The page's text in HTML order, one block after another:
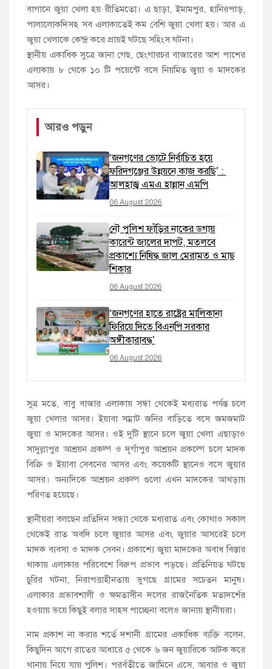
বাগানে জুয়া খেলা হয় রীতিমতো। এ ছাড়া, ইমামপুর, হানিরপাড়,
পালালোকদিসহ সব এলাকাতেই কম বেশি জুয়া খেলা হয়। আর এ
জুয়া খেলাকে কেন্দ্র করে প্রায়ই ঘটছে সহিংস ঘটনা।
স্থানীয় একাধিক সুত্রে জানা গেছ, ছেংগারচর বাজারের আশ পাশের
এলাকায় ৮ থেকে ১০ টি পয়েন্টে বসে নিয়মিত জুয়া ও মাদকের
আসর।
আরও পড়ুন
‘জনগণের ভোটে নির্বাচিত হয়ে
ফরিদগঞ্জের উন্নয়নে কাজ করছি’ :
আলহাজ্ব এমএ হান্নান এমপি
06 August 2026
নৌ পুলিশ ফাঁড়ির নাকের ডগায়
কারেন্ট জালের দাপট, মতলবে
প্রকাশ্যে নিষিদ্ধ জাল মেরামত ও মাছ
শিকার
06 August 2026
‘জনগণের হাতে রাষ্ট্রের মালিকানা
ফিরিয়ে দিতে বিএনপি সরকার
অঙ্গীকারাবদ্ধ’
06 August 2026
সুত্র মতে, বাবু বাজার এলাকায় সন্ধা থেকেই মধ্যরাত পর্যন্ত চলে
জুয়া খেলার আসর। ইয়াবা সম্রাট জনির বাড়িতে বসে জমজমাট
জুয়া ও মাদকের আসর। ওই দুটি স্থানে চলে জুয়া খেলা এছাড়াও
সাদুল্লাপুর আশ্রয়ন প্রকল্প ও দূর্গাপুর আশ্রয়ন প্রকল্পে চলে মাদক
বিক্রি ও ইয়াবা সেবনের আসর এবং কয়েকটি স্থানেও বসে জুয়ার
আসর। অন্যদিকে আশ্রয়ন প্রকল্প গুলো এখন মাদকের আখড়ায়
পরিণত হয়েছে।
স্থানীয়রা বলছেন প্রতিদিন সন্ধ্যা থেকে মধ্যরাত এবং কোথাও সকাল
থেকেই রাত অবদি চলে জুয়ার আসর এবং জুয়ার আসরেই চলে
মাদক ব্যবসা ও মাদক সেবন। প্রকাশ্যে জুয়া মাদকের অবাধ বিস্তার
থাকায় এলাকার পরিবেশে বিরুপ প্রভাব পড়ছে। প্রতিনিয়ত ঘটছে
চুরির ঘটনা, নিরাপত্তাহীনতায় ভুগছে গ্রামের সচেতন মানুষ।
এলাকার প্রভাবশালী ও ক্ষমতাসীন দলের রাজনৈতিক মতাদর্শের
হওয়ায় ভয়ে কিছুই বলার সাহস পাচ্ছেনা বলেও জানায় স্থানীয়রা।
নাম প্রকাশ না করার শর্তে দশানী গ্রামের একাধিক ব্যক্তি বলেন,
কিছুদিন আগে রাতের আধারে ৫ থেকে ৬ জন জুয়ারিকে আটক করে
থানায় নিয়ে যায় পুলিশ। পরর্বতীতে জামিনে এসে, আবার ও জুয়া